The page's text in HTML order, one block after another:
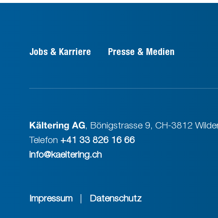
Jobs & Karriere Presse & Medien
Kältering AG, Bönigstrasse 9, CH-3812
Telefon +41 33 826 16 66
info@kaeltering.ch
Impressum | Datenschutz